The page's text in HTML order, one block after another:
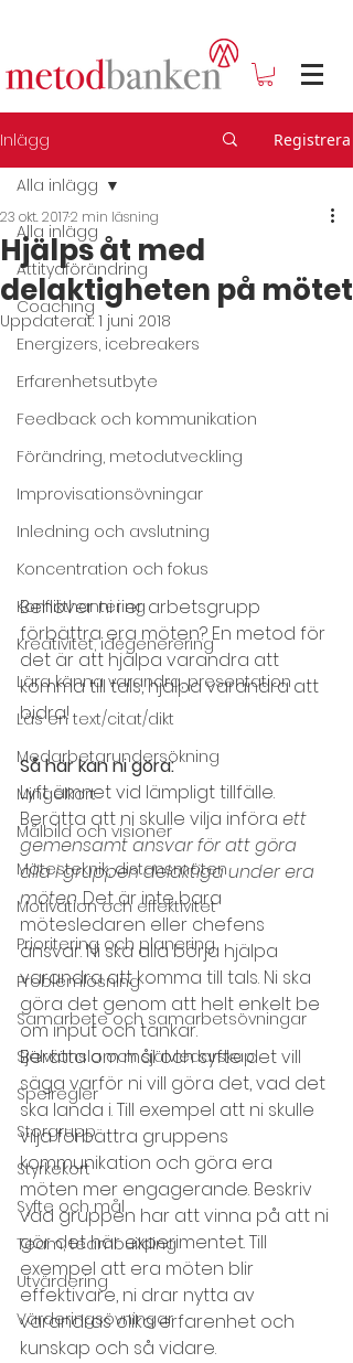
Inlägg Registrera
Alla inlägg
Attitydförändring
Coaching
Energizers, icebreakers
Erfarenhetsutbyte
Feedback och kommunikation
Förändring, metodutveckling
Improvisationsövningar
Inledning och avslutning
Koncentration och fokus
Konflikthantering
Kreativitet, idégenerering
Lära känna varandra, presentation
Läs en text/citat/dikt
Medarbetarundersökning
Mingelkort
Målbild och visioner
Mötesteknik, distansmöten
Motivation och effektivitet
Prioritering och planering
Problemlösning
Samarbete och samarbetsövningar
Självkänsla och självledarskap
Spelregler
Storgrupp
Styrkekort
Syfte och mål
Team, teambuilding
Utvärdering
Värderingsövningar
Alla inlägg
Hjälps åt med
delaktigheten på mötet
23 okt. 20172 min läsning
Uppdaterat: 1 juni 2018
Behöver ni i er arbetsgrupp
förbättra era möten? En metod för
det är att hjälpa varandra att
komma till tals, hjälpa varandra att
bidra!
Så här kan ni göra:
Lyft ämnet vid lämpligt tillfälle.
Berätta att ni skulle vilja införa ett
gemensamt ansvar för att göra
alla i gruppen delaktiga under era
möten. Det är inte bara
mötesledaren eller chefens
ansvar. Ni ska alla börja hjälpa
varandra att komma till tals. Ni ska
göra det genom att helt enkelt be
om input och tankar.
Berätta om mål och syfte det vill
säga varför ni vill göra det, vad det
ska landa i. Till exempel att ni skulle
vilja förbättra gruppens
kommunikation och göra era
möten mer engagerande. Beskriv
vad gruppen har att vinna på att ni
gör det här experimentet. Till
exempel att era möten blir
effektivare, ni drar nytta av
varandras olika erfarenhet och
kunskap och så vidare.